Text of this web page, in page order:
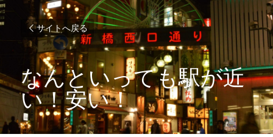
サイトへ戻る
なんといっても駅が近
い！安い！